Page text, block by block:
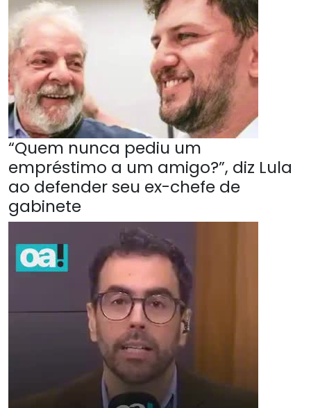
“Quem nunca pediu um
empréstimo a um amigo?”, diz Lula
ao defender seu ex-chefe de
gabinete